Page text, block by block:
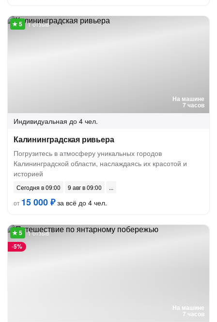
На машине
7 часов
1 отзыв
Индивидуальная до 4 чел.
Калининградская ривьера
Погрузитесь в атмосферу уникальных городов
Калининградской области, наслаждаясь их красотой и
историей
Сегодня в 09:00
9 авг в 09:00
от 15 000 ₽за всё до 4 чел.
На машине
7 часов
-5%
1 отзыв